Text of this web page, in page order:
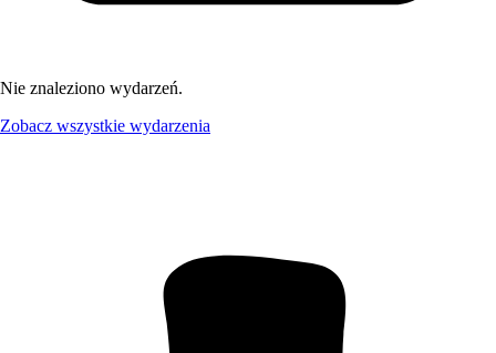
Nie znaleziono wydarzeń.
Zobacz wszystkie wydarzenia